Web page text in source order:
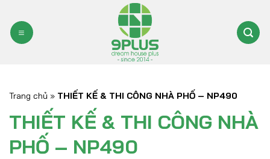
qua
nội
Trang chủ » THIẾT KẾ & THI CÔNG NHÀ PHỐ – NP490
THIẾT KẾ & THI CÔNG NHÀ
PHỐ – NP490